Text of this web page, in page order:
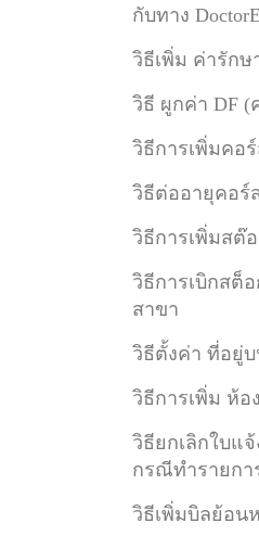
กับทาง
วิธีเพิ่ม ค่ารักษ
วิธี ผูกค่า DF (
วิธีการเพิ่มคอ
วิธีต่ออายุคอร์
วิธีการเพิ่มสต๊
วิธีการเบิกสต็
สาขา
วิธีตั้งค่า ที่อยู่บ
วิธีการเพิ่ม ห้อ
วิธียกเลิกใบแ
กรณีทำรายกา
วิธีเพิ่มบิลย้อน